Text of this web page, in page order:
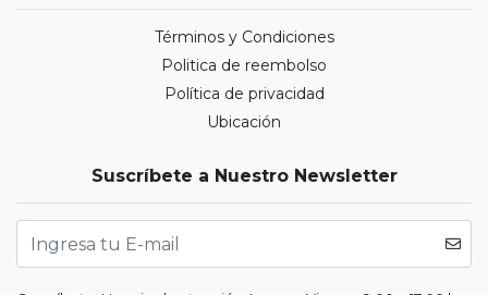
Términos y Condiciones
Politica de reembolso
Política de privacidad
Ubicación
Suscríbete a Nuestro Newsletter